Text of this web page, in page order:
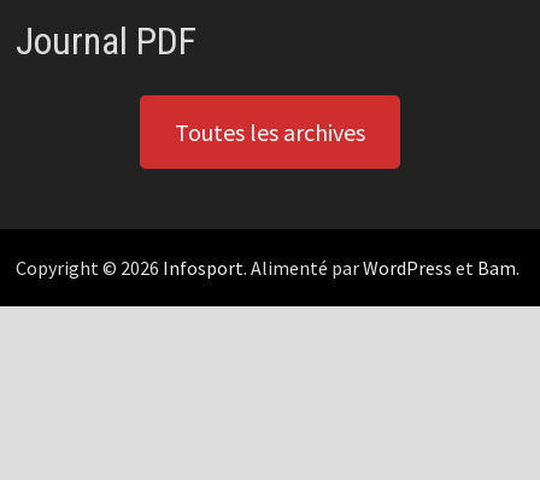
Journal PDF
Toutes les archives
Copyright © 2026 Infosport. Alimenté parWordPress et Bam.